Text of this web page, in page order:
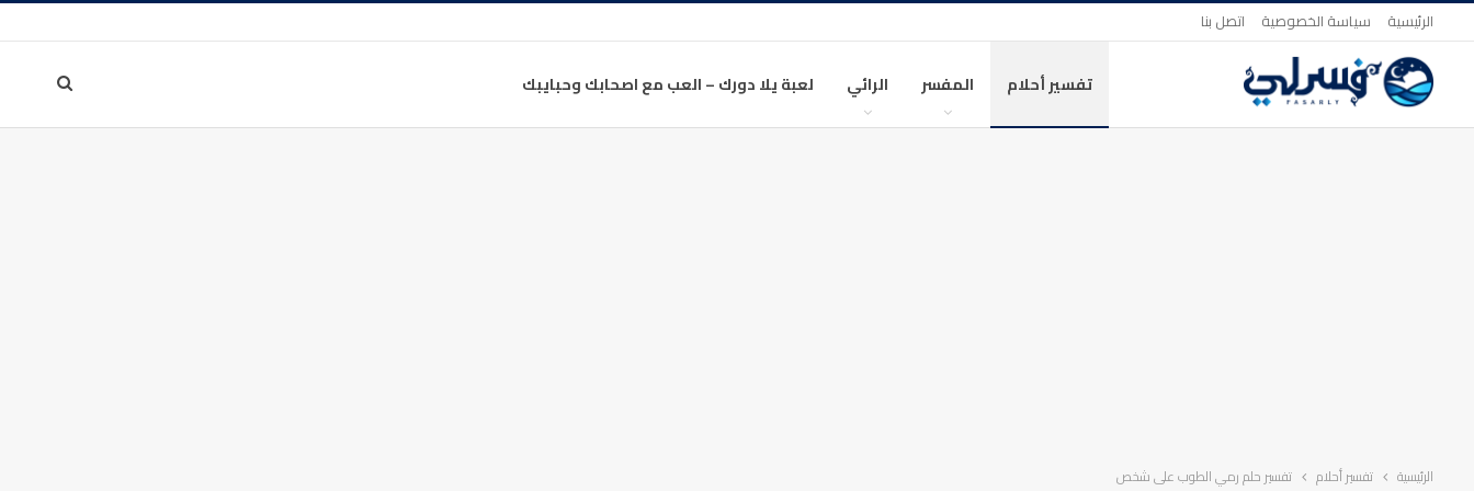
الرئيسية سياسة الخصوصية اتصل بنا
تفسير أحلام المفسر الرائي لعبة يلا دورك – العب مع اصحابك وحبايبك
الرئيسية تفسير أحلام تفسير حلم رمي الطوب على شخص